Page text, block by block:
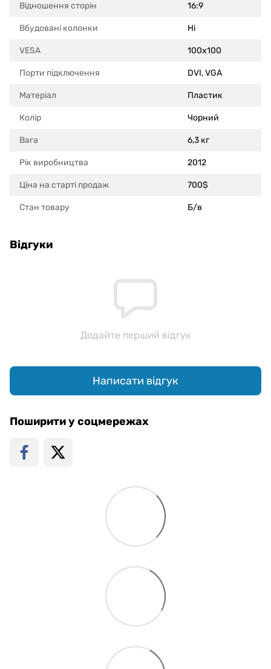
Відношення сторін 16:9
Вбудовані колонки Ні
VESA 100x100
Порти підключення DVI, VGA
Матеріал Пластик
Колір Чорний
Вага 6,3 кг
Рік виробництва 2012
Ціна на старті продаж 700$
Стан товару Б/в
Відгуки
Додайте перший відгук
Написати відгук
Поширити у соцмережах